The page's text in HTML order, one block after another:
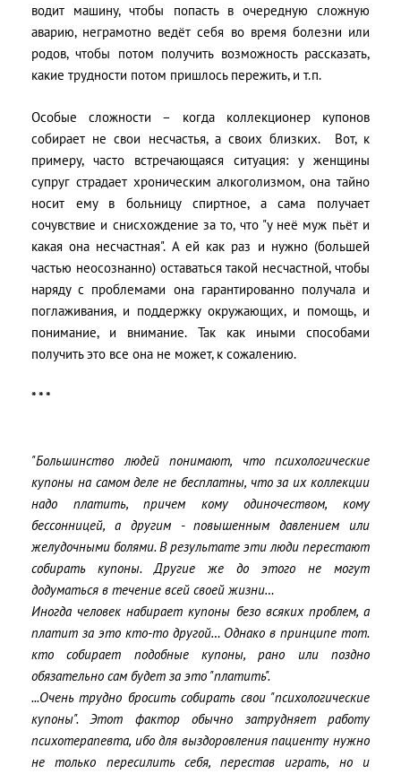
водит машину, чтобы попасть в очередную сложную
аварию, неграмотно ведёт себя во время болезни или
родов, чтобы потом получить возможность рассказать,
какие трудности потом пришлось пережить, и т.п.
Особые сложности – когда коллекционер купонов
собирает не свои несчастья, а своих близких. Вот, к
примеру, часто встречающаяся ситуация: у женщины
супруг страдает хроническим алкоголизмом, она тайно
носит ему в больницу спиртное, а сама получает
сочувствие и снисхождение за то, что "у неё муж пьёт и
какая она несчастная". А ей как раз и нужно (большей
частью неосознанно) оставаться такой несчастной, чтобы
наряду с проблемами она гарантированно получала и
поглаживания, и поддержку окружающих, и помощь, и
понимание, и внимание. Так как иными способами
получить это все она не может, к сожалению.
* * *
"Большинство людей понимают, что психологические
купоны на самом деле не бесплатны, что за их коллекции
надо платить, причем кому одиночеством, кому
бессонницей, а другим - повышенным давлением или
желудочными болями. В результате эти люди перестают
собирать купоны. Другие же до этого не могут
додуматься в течение всей своей жизни…
Иногда человек набирает купоны безо всяких проблем, а
платит за это кто-то другой… Однако в принципе тот.
кто собирает подобные купоны, рано или поздно
обязательно сам будет за это "платить".
...Очень трудно бросить собирать свои "психологические
купоны". Этот фактор обычно затрудняет работу
психотерапевта, ибо для выздоровления пациенту нужно
не только пересилить себя, перестав играть, но и